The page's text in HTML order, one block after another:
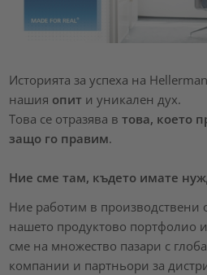
Историята за успеха на
нашия опит и уникален дух.
Това се отразява втова, което
защо го правим.
Ние сме там, където имате
Ние работим в производствени
нашето продуктово портфолио
сме на множество пазари с
компании и партньори за